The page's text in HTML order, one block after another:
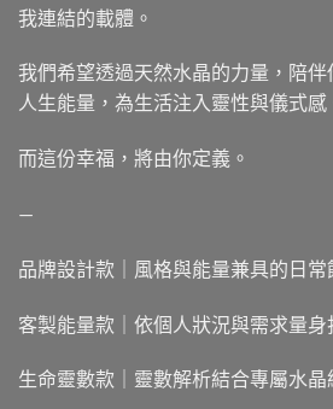
我連結的載體。
我們希望透過天然水晶的力量，陪
人生能量，為生活注入靈性與儀式感
而這份幸福，將由你定義。
—
品牌設計款｜風格與能量兼具的日常
客製能量款｜依個人狀況與需求量身
生命靈數款｜靈數解析結合專屬水晶